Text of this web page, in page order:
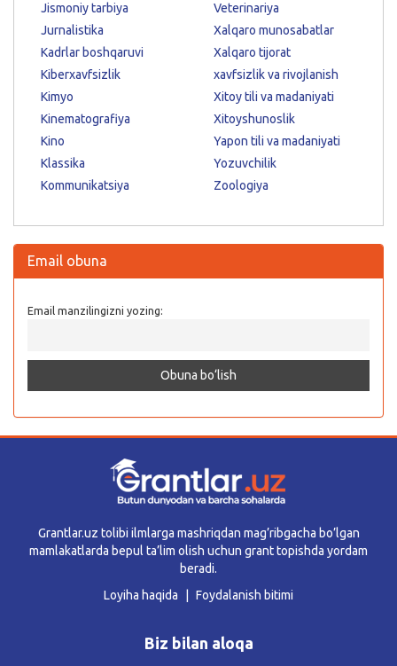
Jismoniy tarbiya
Jurnalistika
Kadrlar boshqaruvi
Kiberxavfsizlik
Kimyo
Kinematografiya
Kino
Klassika
Kommunikatsiya
Veterinariya
Xalqaro munosabatlar
Xalqaro tijorat
xavfsizlik va rivojlanish
Xitoy tili va madaniyati
Xitoyshunoslik
Yapon tili va madaniyati
Yozuvchilik
Zoologiya
Email obuna
Email manzilingizni yozing:
Grantlar.uz tolibi ilmlarga mashriqdan mag’ribgacha bo’lgan
mamlakatlarda bepul ta’lim olish uchun grant topishda yordam
beradi.
Loyiha haqida
Foydalanish bitimi
Biz bilan aloqa